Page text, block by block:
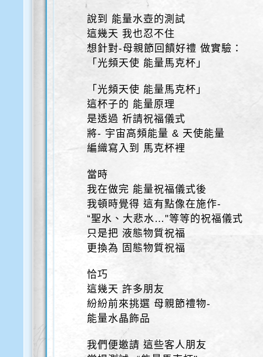
說到 能量水壺的測試
這幾天 我也忍不住
想針對-母親節回饋好禮 做實驗：
「光頻天使 能量馬克杯」
「光頻天使 能量馬克杯」
這杯子的 能量原理
是透過 祈請祝福儀式
將- 宇宙高頻能量 & 天使能量
編織寫入到 馬克杯裡
當時
我在做完 能量祝福儀式後
我頓時覺得 這有點像在施作-
“聖水、大悲水…"等等的祝福儀式
只是把 液態物質祝福
更換為 固態物質祝福
恰巧
這幾天 許多朋友
紛紛前來挑選 母親節禮物-
能量水晶飾品
我們便邀請 這些客人朋友